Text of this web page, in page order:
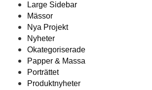
Large Sidebar
Mässor
Nya Projekt
Nyheter
Okategoriserade
Papper & Massa
Porträttet
Produktnyheter